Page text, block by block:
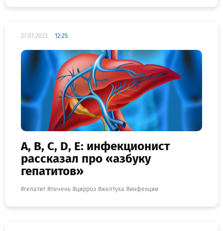
27.07.2023 12:25
A, B, C, D, Е: инфекционист
рассказал про «азбуку
гепатитов»
гепатит печень цирроз желтуха инфекции